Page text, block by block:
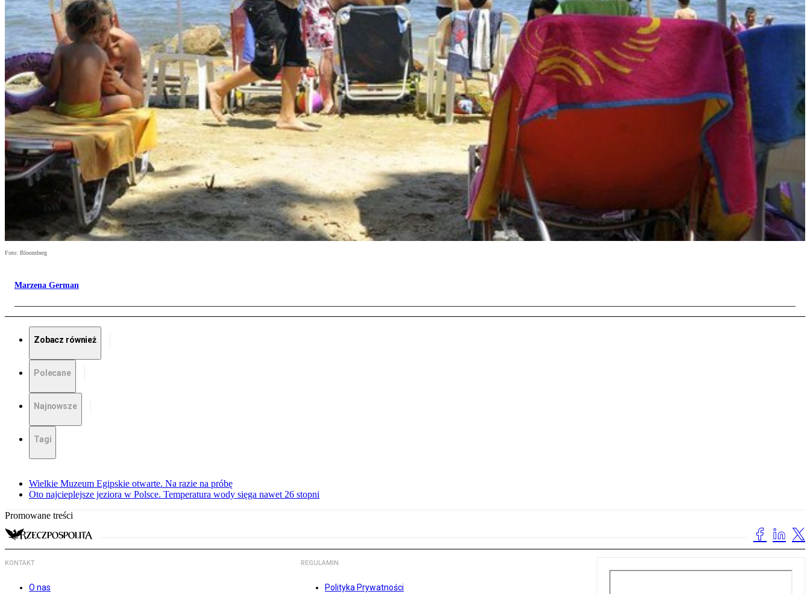
Foto: Bloomberg
Marzena German
Zobacz również
Polecane
Najnowsze
Tagi
Wielkie Muzeum Egipskie otwarte. Na razie na próbę
Oto najcieplejsze jeziora w Polsce. Temperatura wody sięga nawet 26 stopni
Promowane treści
KONTAKT
O nas
REGULAMIN
Polityka Prywatności